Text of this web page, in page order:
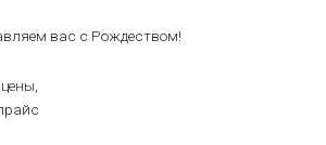
вас с Рождеством!